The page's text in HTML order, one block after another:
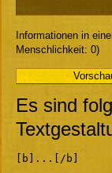
Informationen in
Menschlichkeit: 0)
Es sind
[b]...[/b]